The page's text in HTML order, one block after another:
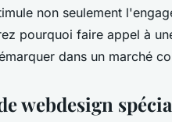
non seulement
pourquoi faire appel à
dans un marché
webdesign